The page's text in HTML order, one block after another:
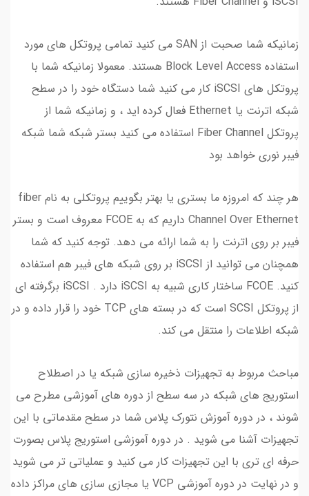
زمانیکه شما صحبت از SAN می کنید تمامی پروتکل های مورد
استفاده Block Level Access هستند. معمولا زمانیکه شما با
پروتکل های iSCSI کار می کنید شما دستگاه خود را در سطح
شبکه اترنت یا Ethernet فعال کرده اید ، و زمانیکه شما از
پروتکل Fiber Channel استفاده می کنید بستر شبکه شما شبکه
فیبر نوری خواهد بود
هر چند که امروزه ما بستری یا بهتر بگوییم پروتکلی به نام fiber
Channel Over Ethernet داریم که به FCOE معروف است و بستر
فیبر بر روی اترنت را به شما ارائه می دهد. توجه کنید که شما
همچنان می توانید از iSCSI بر روی شبکه های فیبر هم استفاده
کنید. FCOE ساختار کاری شبیه به iSCSI دارد . iSCSI برگرفته ای
از پروتکل SCSI است که در بسته های TCP خود را قرار داده و در
شبکه اطلاعات را منتقل می کند.
مباحث مربوط به تجهیزات ذخیره سازی شبکه یا در اصطلاح
استوریج های شبکه در سه سطح از دوره های آموزشی مطرح می
شوند ، در دوره آموزش نتورک پلاس شما در سطح مقدماتی با این
تجهیزات آشنا می شوید . در دوره آموزشی استوریج پلاس بصورت
حرفه ای تری با این تجهیزات کار می کنید و عملیاتی تر می شوید
و در نهایت در دوره آموزشی VCP یا مجازی سازی های مراکز داده